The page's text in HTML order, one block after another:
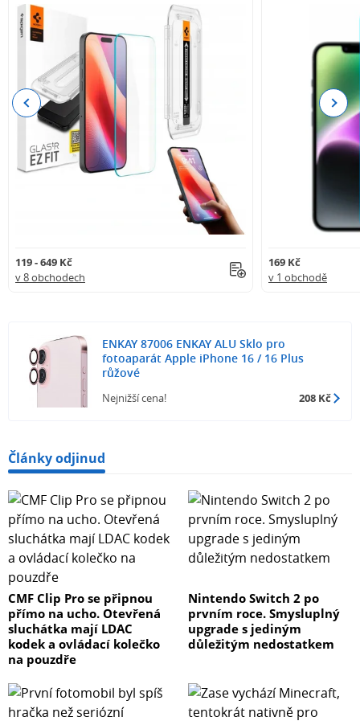
119 - 649 Kč
v 8 obchodech
169 Kč
v 1 obchodě
Previous Next
ENKAY 87006 ENKAY ALU Sklo pro
fotoaparát Apple iPhone 16 / 16 Plus
růžové
Nejnižší cena! 208 Kč
Články odjinud
CMF Clip Pro se připnou
přímo na ucho. Otevřená
sluchátka mají LDAC
kodek a ovládací kolečko
na pouzdře
Nintendo Switch 2 po
prvním roce. Smysluplný
upgrade s jediným
důležitým nedostatkem